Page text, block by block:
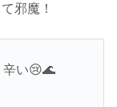
邪魔！
辛い😢🌊